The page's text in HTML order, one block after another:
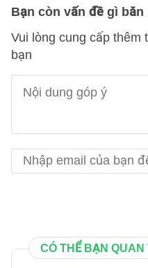
Bạn còn vấn đề gì băn
Vui lòng cung cấp thêm
bạn
CÓ THỂ BẠN QUAN